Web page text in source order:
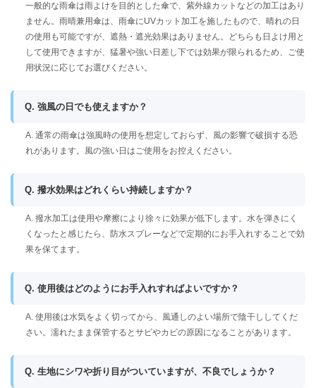
一般的な雨傘は雨よけを目的とした傘で、紫外線カットなどの加工はあり
ません。雨晴兼用傘は、雨傘にUVカット加工を施したもので、晴れの日
の使用も可能ですが、遮熱・遮光効果はありません。どちらも日よけ用と
して使用できますが、猛暑や強い日差し下では効果が限られるため、ご使
用状況に応じてお選びください。
Q. 強風の日でも使えますか？
A. 通常の雨傘は強風時の使用を想定しておらず、風の影響で破損する恐
れがあります。風の強い日はご使用をお控えください。
Q. 撥水効果はどれくらい持続しますか？
A. 撥水加工は使用や摩擦により徐々に効果が低下します。水を弾きにく
くなったと感じたら、防水スプレーなどで定期的にお手入れすることで効
果を保てます。
Q. 使用後はどのようにお手入れすればよいですか？
A. 使用後は水気をよく切ってから、風通しのよい場所で陰干ししてくだ
さい。濡れたまま保管するとサビやカビの原因になることがあります。
Q. 生地にシワや折り目がついていますが、不良でしょうか？